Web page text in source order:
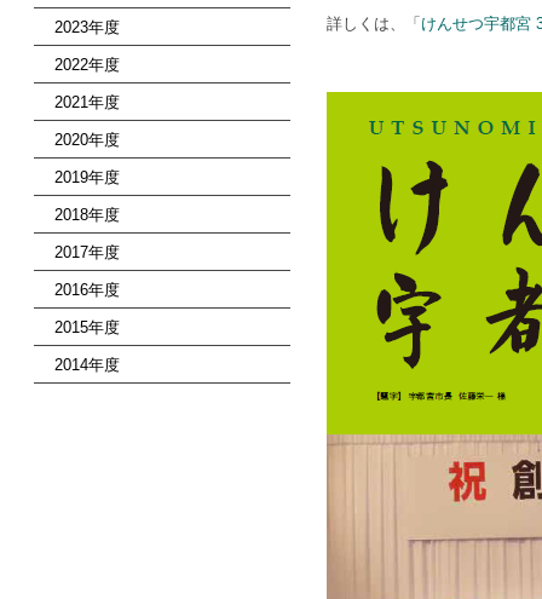
2023年度
2022年度
2021年度
2020年度
2019年度
2018年度
2017年度
2016年度
2015年度
2014年度
詳しくは、「 けんせつ宇都宮